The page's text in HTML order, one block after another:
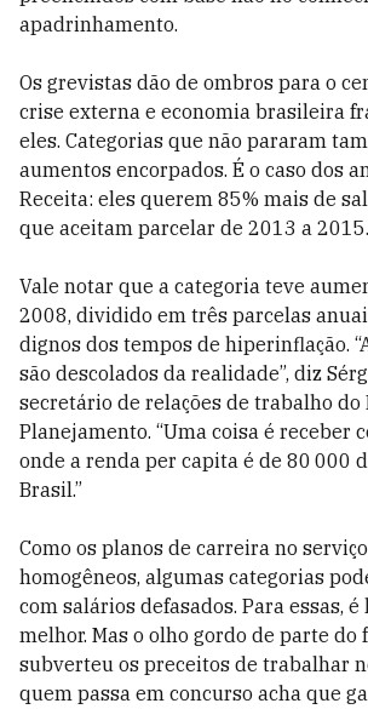
apadrinhamento.
Os grevistas dão de ombros para o
crise externa e economia brasileira
eles. Categorias que não pararam
aumentos encorpados. É o caso dos
Receita: eles querem 85% mais de
que aceitam parcelar de 2013 a 2015.
Vale notar que a categoria teve
2008, dividido em três parcelas
dignos dos tempos de hiperinflação.
são descolados da realidade”, diz
secretário de relações de trabalho
Planejamento. “Uma coisa é receber
onde a renda per capita é de 80 000
Brasil.”
Como os planos de carreira no
homogêneos, algumas categorias
com salários defasados. Para essas,
melhor. Mas o olho gordo de parte
subverteu os preceitos de trabalhar
quem passa em concurso acha que